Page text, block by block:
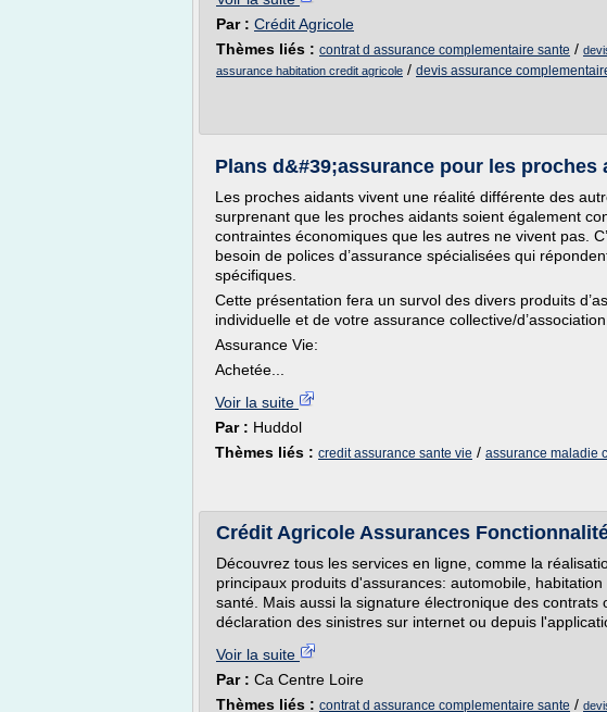
Par : Crédit Agricole
Thèmes liés : contrat d assurance complementaire sante /
assurance habitation credit agricole / devis assurance
Plans d&#39;assurance pour les proches
Les proches aidants vivent une réalité différente des
surprenant que les proches aidants soient également
contraintes économiques que les autres ne vivent pas.
besoin de polices d’assurance spécialisées qui
spécifiques.
Cette présentation fera un survol des divers produits
individuelle et de votre assurance collective/d’association.
Assurance Vie:
Achetée...
Voir la suite
Par : Huddol
Thèmes liés : credit assurance sante vie / assurance maladie
Crédit Agricole Assurances
Découvrez tous les services en ligne, comme la
principaux produits d'assurances: automobile,
santé. Mais aussi la signature électronique des contrats
déclaration des sinistres sur internet ou depuis
Voir la suite
Par : Ca Centre Loire
Thèmes liés : contrat d assurance complementaire sante /